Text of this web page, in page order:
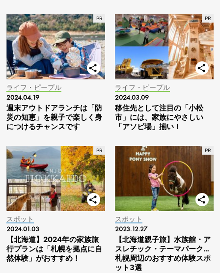
ライフ・ピープル
2024.04.19
週末アウトドアランチは「防
災の知恵」を親子で楽しく身
につけるチャンスです
ライフ・ピープル
2024.03.09
移住先として注目の「小松
市」には、家族にやさしい
「アソビ場」揃い！
スポット
2024.01.03
【北海道】2024年の家族旅
行プランは「札幌を拠点に自
然体験」がおすすめ！
スポット
2023.12.27
【北海道親子旅】水族館・ア
スレチック・テーマパーク…
札幌周辺のおすすめ体験スポ
ット3選